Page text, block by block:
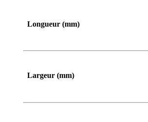
Longueur (mm)
De Jusqu’à
Largeur (mm)
De Jusqu’à